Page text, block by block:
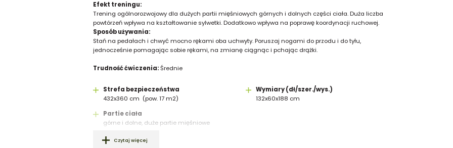
Efekt treningu:
Trening ogólnorozwojowy dla dużych partii mięśniowych górnych i dolnych części ciała. Duża liczba
powtórzeń wpływa na kształtowanie sylwetki. Dodatkowo wpływa na poprawę koordynacji ruchowej.
Sposób używania:
Stań na pedałach i chwyć mocno rękami oba uchwyty. Poruszaj nogami do przodu i do tyłu,
jednocześnie pomagając sobie rękami, na zmianę ciągnąc i pchając drążki.
Trudność ćwiczenia:Średnie
Strefa bezpieczeństwa
432x360 cm (pow. 17 m2)
Wymiary (dł/szer./wys.)
132x60x188 cm
Partie ciała
górne i dolne, duże partie mięśniowe
Czytaj więcej